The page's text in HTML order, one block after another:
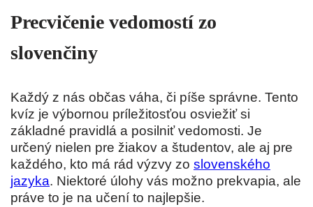
Precvičenie vedomostí zo
slovenčiny
Každý z nás občas váha, či píše správne. Tento
kvíz je výbornou príležitosťou osviežiť si
základné pravidlá a posilniť vedomosti. Je
určený nielen pre žiakov a študentov, ale aj pre
každého, kto má rád výzvy zo slovenského
jazyka. Niektoré úlohy vás možno prekvapia, ale
práve to je na učení to najlepšie.